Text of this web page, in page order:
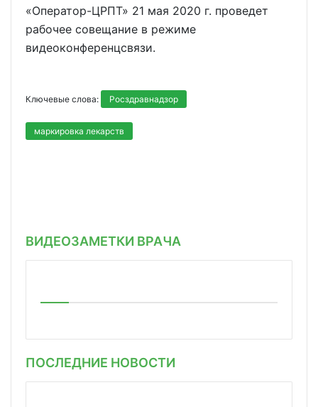
«Оператор-ЦРПТ» 21 мая 2020 г. проведет
рабочее совещание в режиме
видеоконференцсвязи.
Ключевые слова: Росздравнадзор
маркировка лекарств
ВИДЕОЗАМЕТКИ ВРАЧА
ПОСЛЕДНИЕ НОВОСТИ